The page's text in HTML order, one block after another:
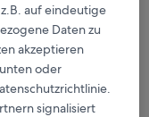
auf eindeutige
Daten zu
akzeptieren
oder
signalisiert